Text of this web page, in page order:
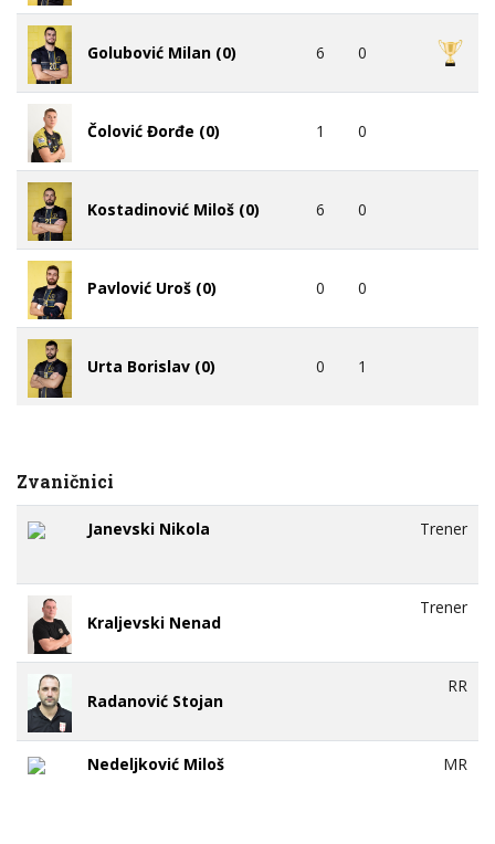
Golubović Milan (0) 6 0
Čolović Đorđe (0) 1 0
Kostadinović Miloš (0) 6 0
Pavlović Uroš (0) 0 0
Urta Borislav (0) 0 1
Zvaničnici
Janevski Nikola Trener
Kraljevski Nenad
Trener
Radanović Stojan
RR
Nedeljković Miloš MR